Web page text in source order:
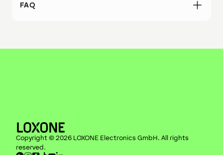
FAQ
Copyright © 2026 LOXONE Electronics GmbH. All rights
reserved.